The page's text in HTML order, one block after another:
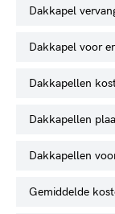
dakkapel
dakkapel voor
dakkapellen
dakkapellen
dakkapellen
gemiddelde